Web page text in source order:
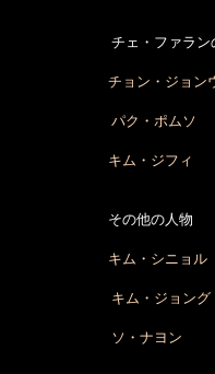
　　　　　　チェ・ファラン
チョン・ジョン
パク・ポムソ
キム・ジフィ →
その他の人物
キム・シニョル
キム・ジョング
ソ・ナヨン →